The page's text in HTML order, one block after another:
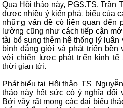
Qua Hội thảo này, PGS.TS. Trần
được nhiều ý kiến phát biểu của
những vấn đề có liên quan đến
lường cũng như cách tiếp cận
tài bổ sung thêm hệ thống lý luận
bình đẳng giới và phát triển
với chiến lược phát triển kinh tế
thời gian tới.
Phát biểu tại Hội thảo, TS.
thảo này hết sức có ý nghĩa đối
Bởi vậy rất mong các đại biểu